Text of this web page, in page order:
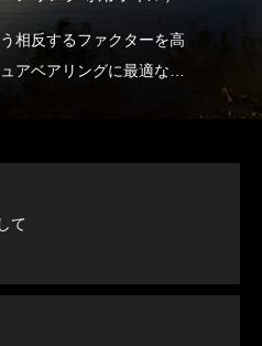
相反するファクターを高
アベアリングに最適なオ
く潤滑し続ける）
、高い次元で両立してい
おける、トップグレード
使用されるMIL規格合格
の
て